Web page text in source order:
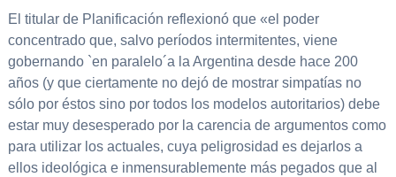
El titular de Planificación reflexionó que «el poder
concentrado que, salvo períodos intermitentes, viene
gobernando `en paralelo´a la Argentina desde hace 200
años (y que ciertamente no dejó de mostrar simpatías no
sólo por éstos sino por todos los modelos autoritarios) debe
estar muy desesperado por la carencia de argumentos como
para utilizar los actuales, cuya peligrosidad es dejarlos a
ellos ideológica e inmensurablemente más pegados que al